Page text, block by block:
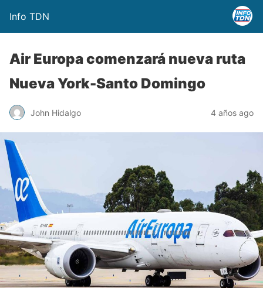
Info TDN
Air Europa comenzará nueva ruta
Nueva York-Santo Domingo
John Hidalgo 4 años ago